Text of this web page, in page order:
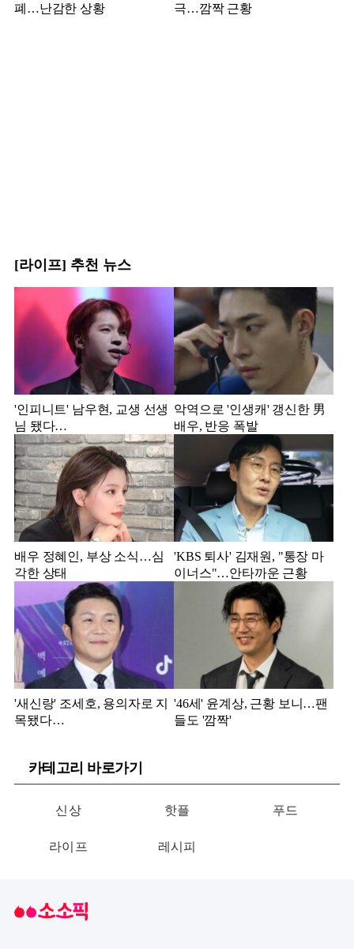
폐…난감한 상황
극…깜짝 근황
[라이프] 추천 뉴스
'인피니트' 남우현, 교생 선생
님 됐다…
악역으로 '인생캐' 갱신한 男
배우, 반응 폭발
배우 정혜인, 부상 소식…심
각한 상태
'KBS 퇴사' 김재원, "통장 마
이너스"…안타까운 근황
'새신랑' 조세호, 용의자로 지
목됐다…
'46세' 윤계상, 근황 보니…팬
들도 '깜짝'
카테고리 바로가기
신상 핫플 푸드
라이프 레시피